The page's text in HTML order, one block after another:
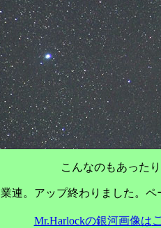
こんなのもあ
業連。アップ終わりました。
Mr.Harlockの銀河画像は